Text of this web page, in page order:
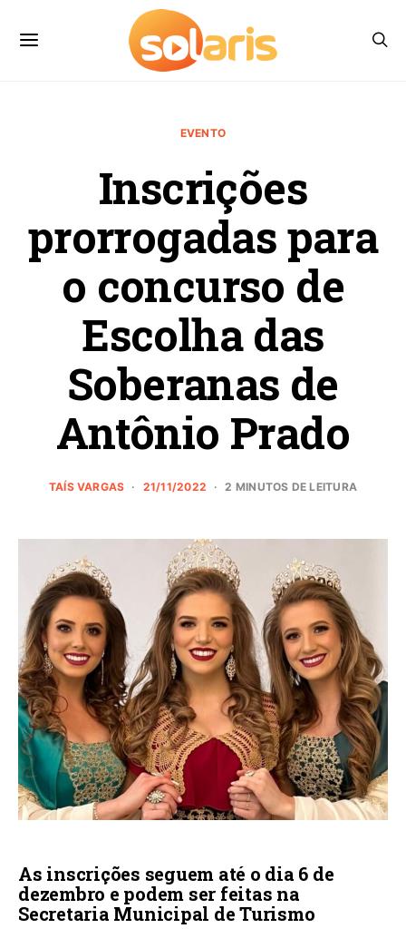
EVENTO
Inscrições
prorrogadas para
o concurso de
Escolha das
Soberanas de
Antônio Prado
TAÍS VARGAS 21/11/2022 2 MINUTOS DE LEITURA
As inscrições seguem até o dia 6 de
dezembro e podem ser feitas na
Secretaria Municipal de Turismo